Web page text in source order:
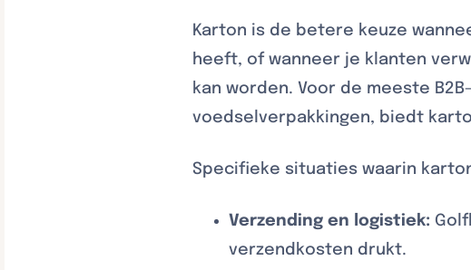
Karton is de betere keuze
heeft, of wanneer je klanten
kan worden. Voor de meeste
voedselverpakkingen, biedt
Specifieke situaties waarin
Verzending en logistiek:
verzendkosten drukt.